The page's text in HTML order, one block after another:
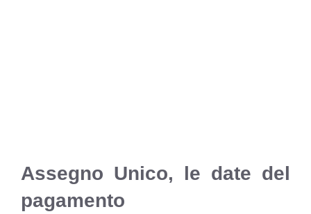
Assegno Unico, le date del
pagamento